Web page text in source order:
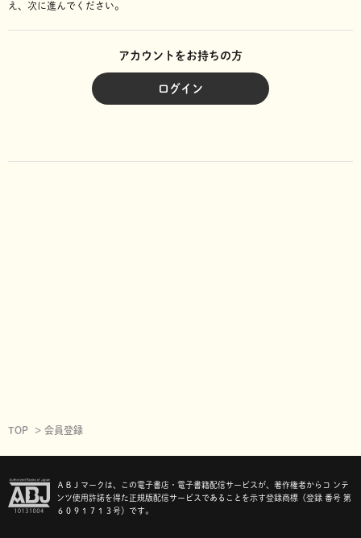
え、次に進んでください。
アカウントをお持ちの方
ログイン
TOP 会員登録
ＡＢＪマークは、この電子書店・電子書籍配信サービスが、著作権者からコ ンテ
ンツ使用許諾を得た正規版配信サービスであることを示す登録商標（登録 番号 第
６０９１７１３号）です。